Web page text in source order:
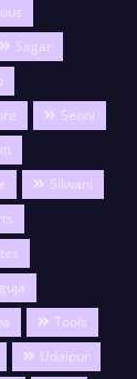
Sagar
Seoni
Silwani
Tools
Udaipur